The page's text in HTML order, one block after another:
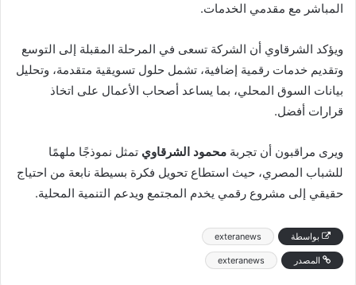
المباشر مع مقدمي الخدمات.
ويؤكد الشرقاوي أن الشركة تسعى في المرحلة المقبلة إلى التوسع
وتقديم خدمات رقمية إضافية، تشمل حلول تسويقية متقدمة، وتحليل
بيانات السوق المحلي، بما يساعد أصحاب الأعمال على اتخاذ
قرارات أفضل.
ويرى مراقبون أن تجربة محمود الشرقاوي تمثل نموذجًا ملهمًا
للشباب المصري، حيث استطاع تحويل فكرة بسيطة نابعة من احتياج
حقيقي إلى مشروع رقمي يخدم المجتمع ويدعم التنمية المحلية.
بواسطة exteranews
المصدر exteranews